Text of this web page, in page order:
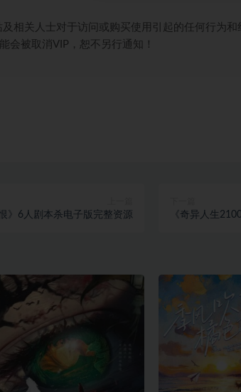
及相关人士对于访问或购买使用引起的任何行为
会被取消VIP，恕不另行通知！
》6人剧本杀电子版完整资源 《奇异人生